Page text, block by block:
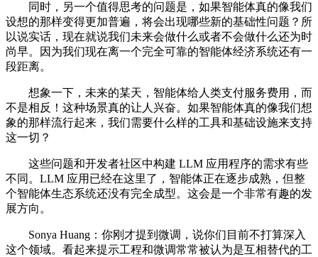
同时，另一个值得思考的问题是，如果智能体真的像我们
设想的那样变得更加普遍，将会出现哪些新的基础性问题？所
以说实话，现在就说我们未来会做什么或者不会做什么还为时
尚早。因为我们现在离一个完全可靠的智能体经济系统还有一
段距离。
想象一下，未来的某天，智能体给人类支付服务费用，而
不是相反！这种场景真的让人兴奋。如果智能体真的像我们想
象的那样流行起来，我们需要什么样的工具和基础设施来支持
这一切？
这些问题和开发者社区中构建 LLM 应用程序的需求有些
不同。LLM 应用已经在这里了，智能体正在逐步成熟，但整
个智能体生态系统还没有完全成型。这会是一个非常有趣的发
展方向。
Sonya Huang：你刚才提到微调，说你们目前不打算深入
这个领域。看起来提示工程和微调常常被认为是互相替代的工